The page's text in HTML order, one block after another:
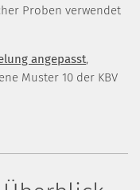
Proben verwendet
angepasst,
Muster 10 der KBV